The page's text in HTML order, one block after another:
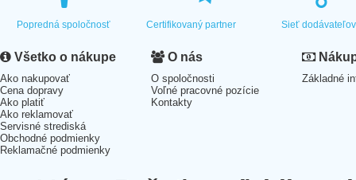
Popredná spoločnosť Certifikovaný partner Sieť dodávateľov
Všetko o nákupe
Ako nakupovať
Cena dopravy
Ako platiť
Ako reklamovať
Servisné strediská
Obchodné podmienky
Reklamačné podmienky
O nás
O spoločnosti
Voľné pracovné pozície
Kontakty
Základné